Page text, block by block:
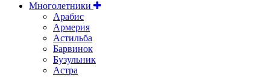
Многолетники
Арабис
Армерия
Астильбa
Барвинок
Бузульник
Астра